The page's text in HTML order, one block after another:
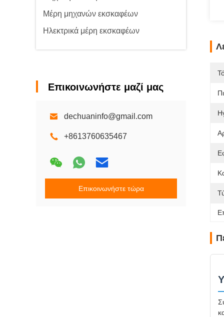
Μέρη μηχανών εκσκαφέων
Ηλεκτρικά μέρη εκσκαφέων
Επικοινωνήστε μαζί μας
dechuaninfo@gmail.com
+8613760635467
Επικοινωνήστε τώρα